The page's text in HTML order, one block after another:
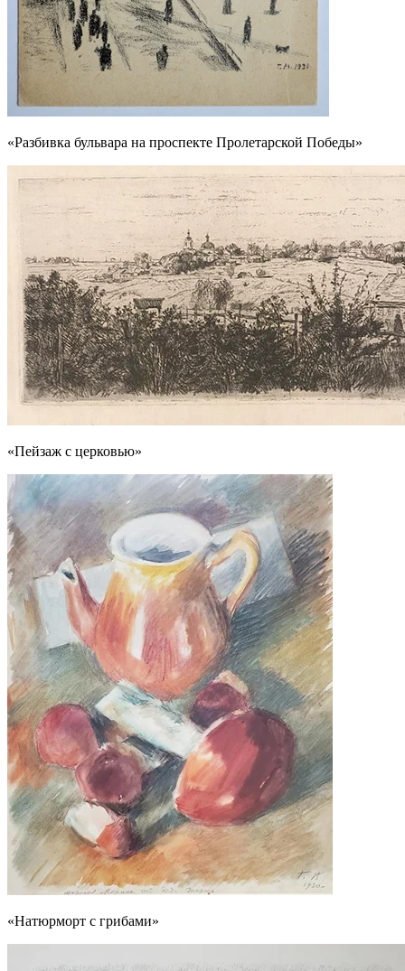
«Разбивка бульвара на проспекте Пролетарской Победы»
«Пейзаж с церковью»
«Натюрморт с грибами»